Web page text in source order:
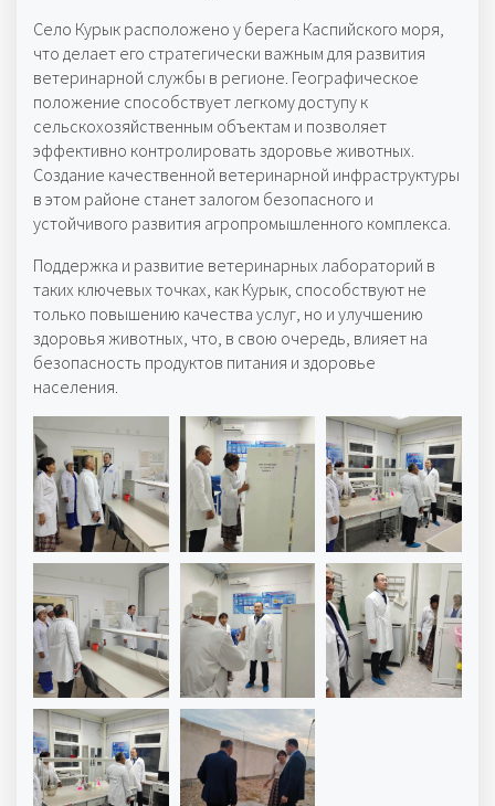
Село Курык расположено у берега Каспийского моря,
что делает его стратегически важным для развития
ветеринарной службы в регионе. Географическое
положение способствует легкому доступу к
сельскохозяйственным объектам и позволяет
эффективно контролировать здоровье животных.
Создание качественной ветеринарной инфраструктуры
в этом районе станет залогом безопасного и
устойчивого развития агропромышленного комплекса.
Поддержка и развитие ветеринарных лабораторий в
таких ключевых точках, как Курык, способствуют не
только повышению качества услуг, но и улучшению
здоровья животных, что, в свою очередь, влияет на
безопасность продуктов питания и здоровье
населения.